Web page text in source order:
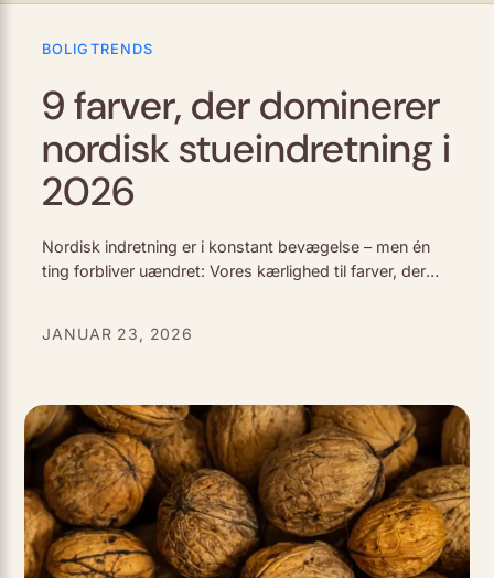
BOLIGTRENDS
9 farver, der dominerer
nordisk stueindretning i
2026
Nordisk indretning er i konstant bevægelse – men én
ting forbliver uændret: Vores kærlighed til farver, der
JANUAR 23, 2026